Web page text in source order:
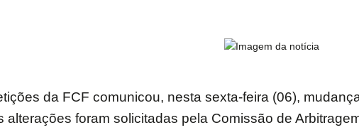
da FCF comunicou, nesta sexta-feira (06),
alterações foram solicitadas pela Comissão de